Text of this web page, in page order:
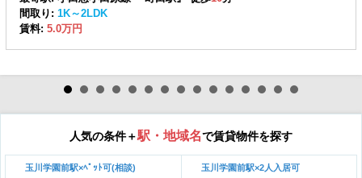
間取り: 1K～2LDK
賃料: 5.0万円
人気の条件＋駅・地域名で賃貸物件を探す
玉川学園前駅×ﾍﾟｯﾄ可(相談) 玉川学園前駅×2人入居可